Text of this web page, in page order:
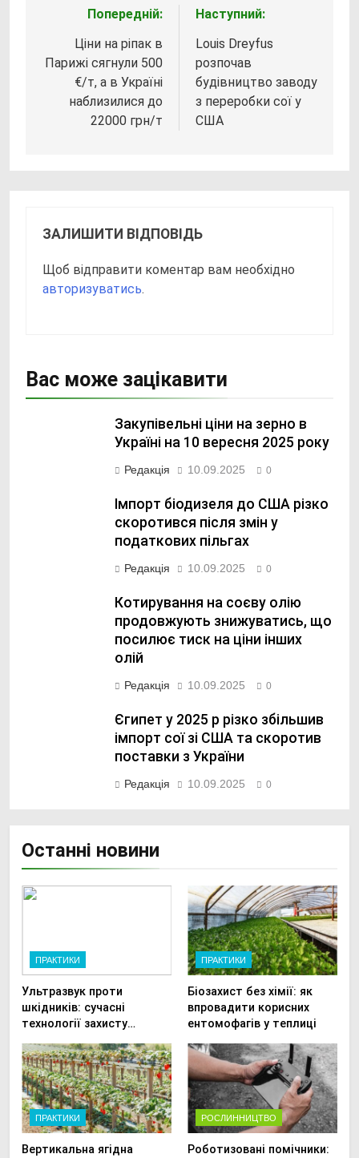
Навігація
записів
Попередній:
Ціни на ріпак в
Парижі сягнули 500
€/т, а в Україні
наблизилися до
22000 грн/т
Наступний:
Louis Dreyfus
розпочав
будівництво заводу
з переробки сої у
США
ЗАЛИШИТИ ВІДПОВІДЬ
Щоб відправити коментар вам необхідно
авторизуватись.
Вас може зацікавити
Закупівельні ціни на зерно в
Україні на 10 вересня 2025 року
Редакція 10.09.2025 0
Імпорт біодизеля до США різко
скоротився після змін у
податкових пільгах
Редакція 10.09.2025 0
Котирування на соєву олію
продовжують знижуватись, що
посилює тиск на ціни інших
олій
Редакція 10.09.2025 0
Єгипет у 2025 р різко збільшив
імпорт сої зі США та скоротив
поставки з України
Редакція 10.09.2025 0
Останні новини
ПРАКТИКИ
Ультразвук проти
шкідників: сучасні
технології захисту
господарствах
ПРАКТИКИ
Біозахист без хімії: як
впровадити корисних
ентомофагів у теплиці
ПРАКТИКИ
Вертикальна ягідна
РОСЛИННИЦТВО
Роботизовані помічники: